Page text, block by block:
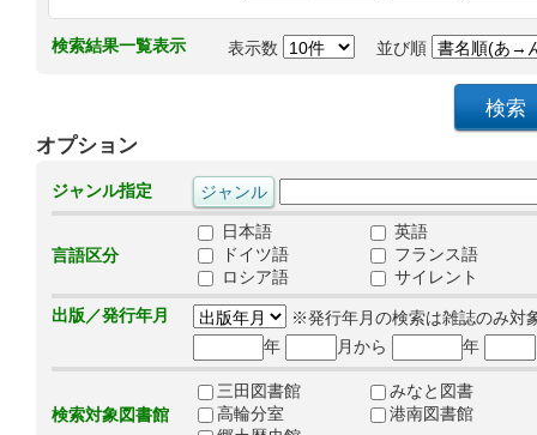
検索結果一覧表示 表示数 並び順
オプション
ジャンル指定
言語区分
日本語
英語
ドイツ語
フランス語
ロシア語
サイレント
出版／発行年月
※発行年月の検索は雑誌のみ対
年
月から 年
検索対象図書館
三田図書館
みなと図書
高輪分室
港南図書館